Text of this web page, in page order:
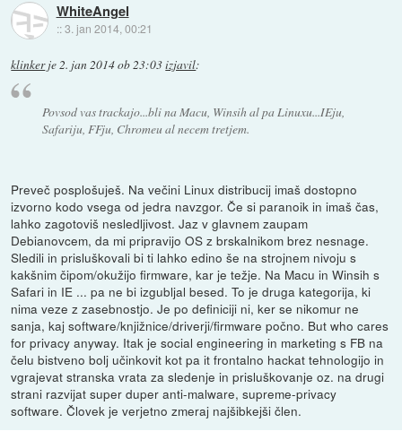
WhiteAngel
::3. jan 2014, 00:21
klinkerje2. jan 2014 ob 23:03izjavil:
Povsod vas trackajo...bli na Macu, Winsih al pa Linuxu...IEju,
Safariju, FFju, Chromeu al necem tretjem.
Preveč posplošuješ. Na večini Linux distribucij imaš dostopno
izvorno kodo vsega od jedra navzgor. Če si paranoik in imaš čas,
lahko zagotoviš nesledljivost. Jaz v glavnem zaupam
Debianovcem, da mi pripravijo OS z brskalnikom brez nesnage.
Sledili in prisluškovali bi ti lahko edino še na strojnem nivoju s
kakšnim čipom/okužijo firmware, kar je težje. Na Macu in Winsih s
Safari in IE ... pa ne bi izgubljal besed. To je druga kategorija, ki
nima veze z zasebnostjo. Je po definiciji ni, ker se nikomur ne
sanja, kaj software/knjižnice/driverji/firmware počno. But who cares
for privacy anyway. Itak je social engineering in marketing s FB na
čelu bistveno bolj učinkovit kot pa it frontalno hackat tehnologijo in
vgrajevat stranska vrata za sledenje in prisluškovanje oz. na drugi
strani razvijat super duper anti-malware, supreme-privacy
software. Človek je verjetno zmeraj najšibkejši člen.